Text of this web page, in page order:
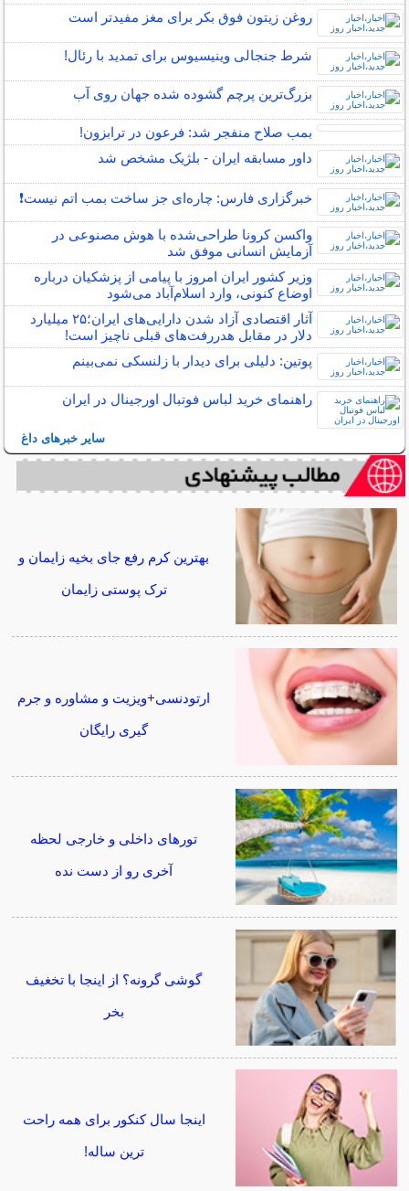
روغن زیتون فوق بکر برای مغز مفیدتر است
شرط جنجالی وینیسیوس برای تمدید با رئال!
بزرگ‌ترین پرچم گشوده‌ شده جهان روی آب
بمب صلاح منفجر شد: فرعون در ترابزون!
داور مسابقه ایران - بلژیک مشخص شد
خبرگزاری فارس: چاره‌ای جز ساخت بمب اتم نیست❗️
واکسن کرونا طراحی‌شده با هوش مصنوعی در
آزمایش انسانی موفق شد
وزیر کشور ایران امروز با پیامی از پزشکیان درباره
اوضاع کنونی، وارد اسلام‌آباد می‌شود
آثار اقتصادی آزاد شدن دارایی‌های ایران؛۲۵ میلیارد
دلار در مقابل هدررفت‌های قبلی ناچیز است!
پوتین: دلیلی برای دیدار با زلنسکی نمی‌بینم
راهنمای خرید لباس فوتبال اورجینال در ایران
سایر خبرهای داغ
بهترین کرم رفع جای بخیه زایمان و
ترک پوستی زایمان
ارتودنسی+ویزیت و مشاوره و جرم
گیری رایگان
تورهای داخلی و خارجی لحظه
آخری رو از دست نده
گوشی گرونه؟ از اینجا با تخغیف
بخر
اینجا سال کنکور برای همه راحت
ترین ساله!